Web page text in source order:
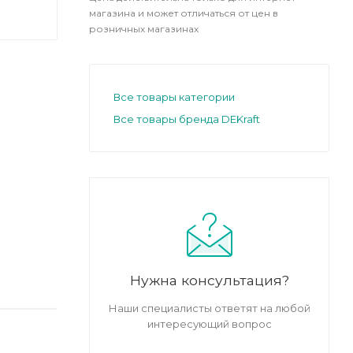
магазина и может отличаться от цен в
розничных магазинах
Все товары категории
Все товары бренда DEKraft
Нужна консультация?
Наши специалисты ответят на любой
интересующий вопрос